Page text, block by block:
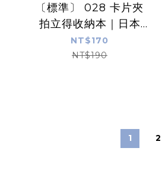
〔標準〕 028 卡片夾
拍立得收納本｜日本
Traveler’s Notebook
NT$170
NT$190
1 2